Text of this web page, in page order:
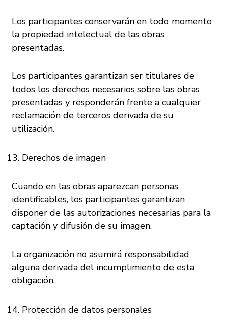
Los participantes conservarán en todo momento
la propiedad intelectual de las obras
presentadas.
Los participantes garantizan ser titulares de
todos los derechos necesarios sobre las obras
presentadas y responderán frente a cualquier
reclamación de terceros derivada de su
utilización.
Derechos de imagen
Cuando en las obras aparezcan personas
identificables, los participantes garantizan
disponer de las autorizaciones necesarias para la
captación y difusión de su imagen.
La organización no asumirá responsabilidad
alguna derivada del incumplimiento de esta
obligación.
Protección de datos personales